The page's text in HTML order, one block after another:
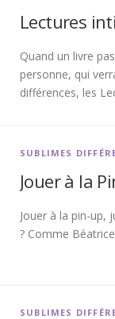
Lectures
Quand un livre
personne, qui
différences, les
SUBLIMES
Jouer à la
Jouer à la pin-up,
? Comme
SUBLIMES